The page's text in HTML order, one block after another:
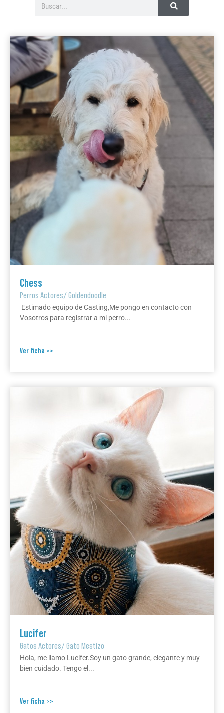
Chess
Perros Actores/Goldendoodle
Estimado equipo de Casting,Me pongo en contacto con
Vosotros para registrar a mi perro...
Ver ficha >>
Lucifer
Gatos Actores/Gato Mestizo
Hola, me llamo Lucifer.Soy un gato grande, elegante y muy
bien cuidado. Tengo el...
Ver ficha >>